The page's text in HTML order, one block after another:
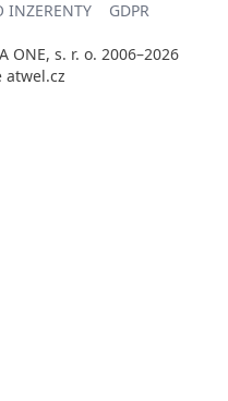
INZERENTY GDPR
ONE, s. r. o. 2006–2026